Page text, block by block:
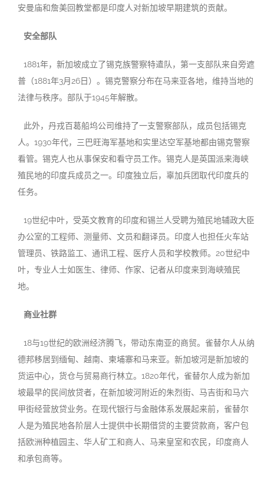
安曼庙和詹美回教堂都是印度人对新加坡早期建筑的贡献。
安全部队
1881年，新加坡成立了锡克族警察特遣队，第一支部队来自旁遮
普（1881年3月26日）。锡克警察分布在马来亚各地，维持当地的
法律与秩序。部队于1945年解散。
此外，丹戎百葛船坞公司维持了一支警察部队，成员包括锡克
人。1930年代，三巴旺海军基地和实里达空军基地都由锡克警察
看管。锡克人也从事保安和看守员工作。锡克人是英国派来海峡
殖民地的印度兵成员之一。印度独立后，辜加兵团取代印度兵的
任务。
19世纪中叶，受英文教育的印度和锡兰人受聘为殖民地辅政大臣
办公室的工程师、测量师、文员和翻译员。印度人也担任火车站
管理员、铁路监工、通讯工程、医疗人员和学校教师。20世纪中
叶，专业人士如医生、律师、作家、记者从印度来到海峡殖民
地。
商业社群
18与19世纪的欧洲经济腾飞，带动东南亚的商贸。雀替尔人从纳
德邦移居到缅甸、越南、柬埔寨和马来亚。新加坡河是新加坡的
货运中心，货仓与贸易商行林立。1820年代，雀替尔人成为新加
坡最早的民间放贷者，在新加坡河附近的朱烈街、马吉街和马六
甲街经营放贷业务。在现代银行与金融体系发展起来前，雀替尔
人是为殖民地各阶层人士提供中长期借贷的主要贷款商，客户包
括欧洲种植园主、华人矿工和商人、马来皇室和农民，印度商人
和承包商等。